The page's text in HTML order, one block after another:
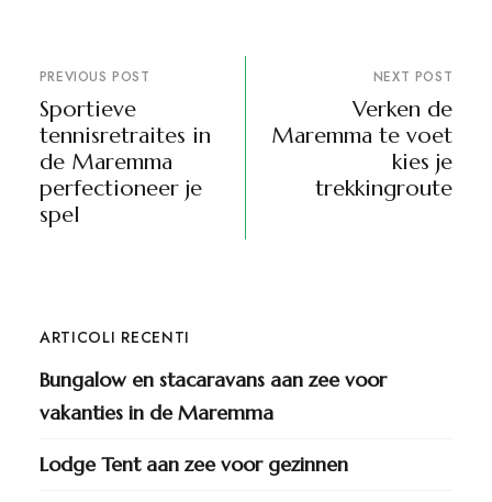
PREVIOUS POST
Sportieve
tennisretraites in
de Maremma
perfectioneer je
spel
NEXT POST
Verken de
Maremma te voet
kies je
trekkingroute
ARTICOLI RECENTI
Bungalow en stacaravans aan zee voor
vakanties in de Maremma
Lodge Tent aan zee voor gezinnen